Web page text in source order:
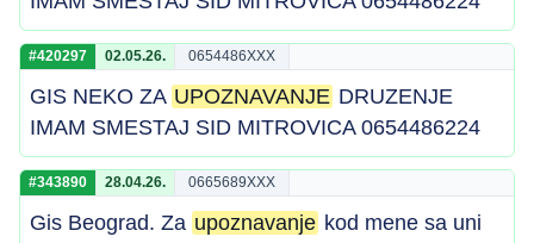
#420297 02.05.26. 0654486XXX
GIS NEKO ZA UPOZNAVANJE DRUZENJE
IMAM SMESTAJ SID MITROVICA 0654486224
#343890 28.04.26. 0665689XXX
Gis Beograd. Za upoznavanje kod mene sa uni